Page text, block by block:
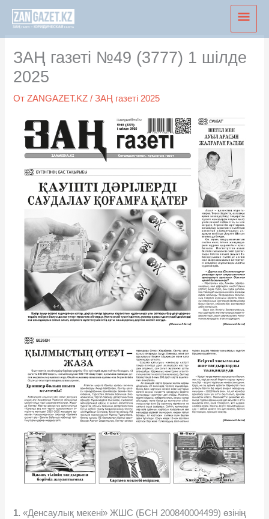
Перейти
содержимому
ЗАҢ газеті №49 (3777) 1 шілде
2025
ОтZANGAZET.KZ/ЗАҢ газеті 2025
1. «Денсаулық мекені» ЖШС (БСН 200840004499) өзінің